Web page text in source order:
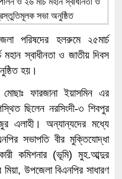
পরিষদের হলরুমে ২৫মার্চ
স্বাধীনতা ও জাতীয় দিবস
হয়।
ফারজানা ইয়াসমিন এর
ছিলেন নরসিংদী-৩ শিবপুর
অন্যান্যদের মধ্যে
সভাপতি বীর মুক্তিযোদ্ধা
কমিশনার (ভূমি) মুহ.আব্দুর
উপজেলা বিএনপির সাধারণ